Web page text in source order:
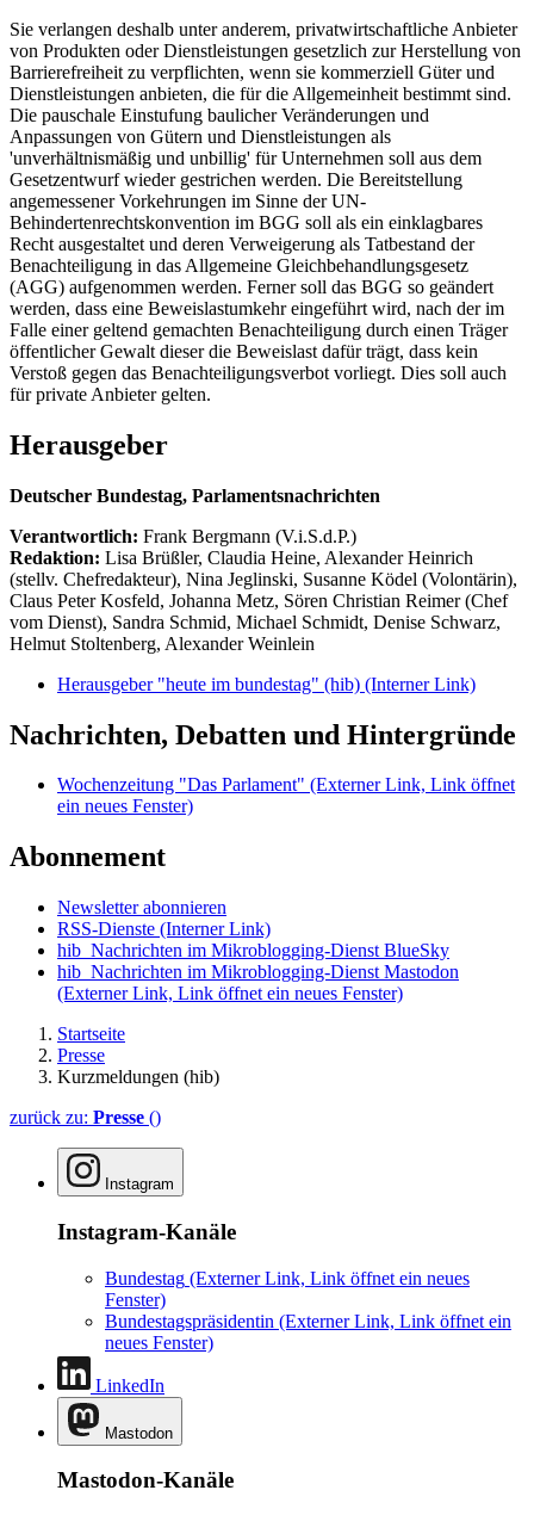
Sie verlangen deshalb unter anderem, privatwirtschaftliche Anbieter
von Produkten oder Dienstleistungen gesetzlich zur Herstellung von
Barrierefreiheit zu verpflichten, wenn sie kommerziell Güter und
Dienstleistungen anbieten, die für die Allgemeinheit bestimmt sind.
Die pauschale Einstufung baulicher Veränderungen und
Anpassungen von Gütern und Dienstleistungen als
'unverhältnismäßig und unbillig' für Unternehmen soll aus dem
Gesetzentwurf wieder gestrichen werden. Die Bereitstellung
angemessener Vorkehrungen im Sinne der UN-
Behindertenrechtskonvention im BGG soll als ein einklagbares
Recht ausgestaltet und deren Verweigerung als Tatbestand der
Benachteiligung in das Allgemeine Gleichbehandlungsgesetz
(AGG) aufgenommen werden. Ferner soll das BGG so geändert
werden, dass eine Beweislastumkehr eingeführt wird, nach der im
Falle einer geltend gemachten Benachteiligung durch einen Träger
öffentlicher Gewalt dieser die Beweislast dafür trägt, dass kein
Verstoß gegen das Benachteiligungsverbot vorliegt. Dies soll auch
für private Anbieter gelten.
Herausgeber
Deutscher Bundestag, Parlamentsnachrichten
Verantwortlich: Frank Bergmann (V.i.S.d.P.)
Redaktion: Lisa Brüßler, Claudia Heine, Alexander Heinrich
(stellv. Chefredakteur), Nina Jeglinski, Susanne Ködel (Volontärin),
Claus Peter Kosfeld, Johanna Metz, Sören Christian Reimer (Chef
vom Dienst), Sandra Schmid, Michael Schmidt, Denise Schwarz,
Helmut Stoltenberg, Alexander Weinlein
Herausgeber "heute im bundestag" (hib) (Interner Link)
Nachrichten, Debatten und Hintergründe
Wochenzeitung "Das Parlament" (Externer Link, Link öffnet
ein neues Fenster)
Abonnement
Newsletter abonnieren
RSS-Dienste (Interner Link)
hib_Nachrichten im Mikroblogging-Dienst BlueSky
hib_Nachrichten im Mikroblogging-Dienst Mastodon
(Externer Link, Link öffnet ein neues Fenster)
Startseite
Presse
Kurzmeldungen (hib)
zurück zu: Presse ()
Instagram
Instagram-Kanäle
Bundestag (Externer Link, Link öffnet ein neues
Fenster)
Bundestagspräsidentin (Externer Link, Link öffnet ein
neues Fenster)
LinkedIn
Mastodon
Mastodon-Kanäle